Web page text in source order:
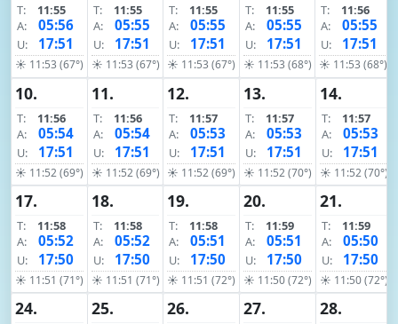
T:
11:55
A:
05:56
U: 17:51
☀ 11:53 (67°)
T:
11:55
A:
05:55
U: 17:51
☀ 11:53 (67°)
T:
11:55
A:
05:55
U: 17:51
☀ 11:53 (67°)
T:
11:55
A:
05:55
U: 17:51
☀ 11:53 (68°)
T:
11:56
A:
05:55
U: 17:51
☀ 11:53 (68°)
10.
T:
11:56
A:
05:54
U: 17:51
☀ 11:52 (69°)
11.
T:
11:56
A:
05:54
U: 17:51
☀ 11:52 (69°)
12.
T:
11:57
A:
05:53
U: 17:51
☀ 11:52 (69°)
13.
T:
11:57
A:
05:53
U: 17:51
☀ 11:52 (70°)
14.
T:
11:57
A:
05:53
U: 17:51
☀ 11:52 (70°)
17.
T:
11:58
A:
05:52
U: 17:50
☀ 11:51 (71°)
18.
T:
11:58
A:
05:52
U: 17:50
☀ 11:51 (71°)
19.
T:
11:58
A:
05:51
U: 17:50
☀ 11:51 (72°)
20.
T:
11:59
A:
05:51
U: 17:50
☀ 11:50 (72°)
21.
T:
11:59
A:
05:50
U: 17:50
☀ 11:50 (72°)
24. 25. 26. 27. 28.